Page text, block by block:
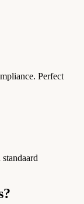
Perfect